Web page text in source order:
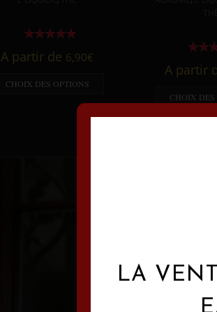
A partir de 6,90€
CHOIX DES OPTIONS
A partir
CHOIX DES
LA